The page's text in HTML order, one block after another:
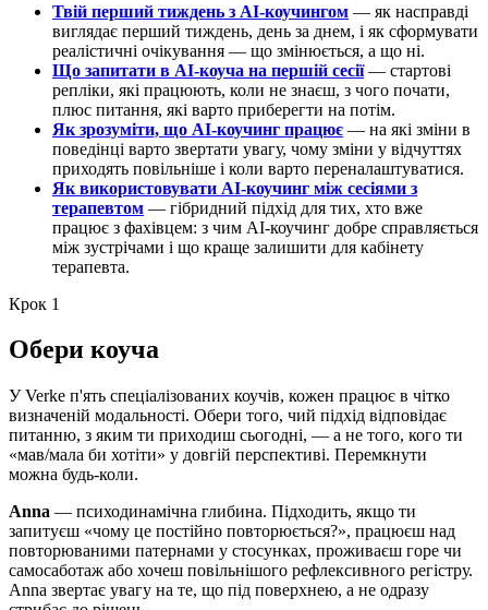
Твій перший тиждень з AI-коучингом — як насправді
виглядає перший тиждень, день за днем, і як сформувати
реалістичні очікування — що змінюється, а що ні.
Що запитати в AI-коуча на першій сесії— стартові
репліки, які працюють, коли не знаєш, з чого почати,
плюс питання, які варто приберегти на потім.
Як зрозуміти, що AI-коучинг працює — на які зміни в
поведінці варто звертати увагу, чому зміни у відчуттях
приходять повільніше і коли варто переналаштуватися.
Як використовувати AI-коучинг між сесіями з
терапевтом — гібридний підхід для тих, хто вже
працює з фахівцем: з чим AI-коучинг добре справляється
між зустрічами і що краще залишити для кабінету
терапевта.
Крок 1
Обери коуча
У Verke п'ять спеціалізованих коучів, кожен працює в чітко
визначеній модальності. Обери того, чий підхід відповідає
питанню, з яким ти приходиш сьогодні, — а не того, кого ти
«мав/мала би хотіти» у довгій перспективі. Перемкнути
можна будь-коли.
Anna — психодинамічна глибина. Підходить, якщо ти
запитуєш «чому це постійно повторюється?», працюєш над
повторюваними патернами у стосунках, проживаєш горе чи
самосаботаж або хочеш повільнішого рефлексивного регістру.
Anna звертає увагу на те, що під поверхнею, а не одразу